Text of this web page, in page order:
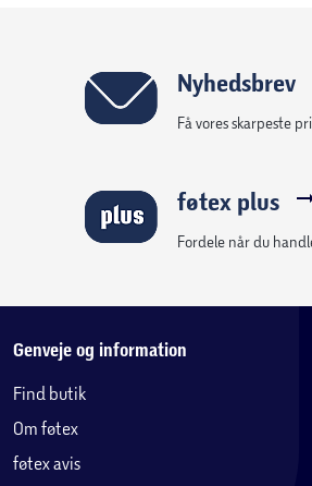
Nyhedsbrev
Få vores skarpeste
føtex plus
Fordele når du
Genveje og information
Find butik
Om føtex
føtex avis